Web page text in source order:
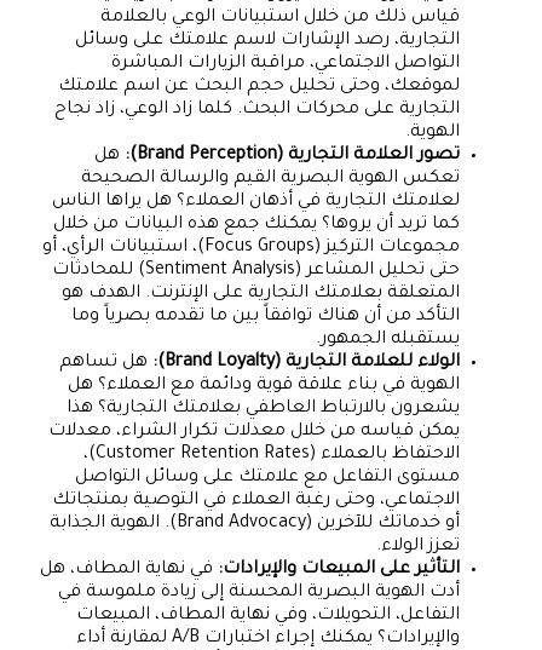
قياس ذلك من خلال استبيانات الوعي بالعلامة
التجارية، رصد الإشارات لاسم علامتك على وسائل
التواصل الاجتماعي، مراقبة الزيارات المباشرة
لموقعك، وحتى تحليل حجم البحث عن اسم علامتك
التجارية على محركات البحث. كلما زاد الوعي، زاد نجاح
الهوية.
تصور العلامة التجارية (Brand Perception):
هل
تعكس الهوية البصرية القيم والرسالة الصحيحة
لعلامتك التجارية في أذهان العملاء؟ هل يراها الناس
كما تريد أن يروها؟ يمكنك جمع هذه البيانات من خلال
مجموعات التركيز (Focus Groups)، استبيانات الرأي، أو
حتى تحليل المشاعر (Sentiment Analysis) للمحادثات
المتعلقة بعلامتك التجارية على الإنترنت. الهدف هو
التأكد من أن هناك توافقاً بين ما تقدمه بصرياً وما
يستقبله الجمهور.
الولاء للعلامة التجارية (Brand Loyalty):
هل تساهم
الهوية في بناء علاقة قوية ودائمة مع العملاء؟ هل
يشعرون بالارتباط العاطفي بعلامتك التجارية؟ هذا
يمكن قياسه من خلال معدلات تكرار الشراء، معدلات
الاحتفاظ بالعملاء (Customer Retention Rates)،
مستوى التفاعل مع علامتك على وسائل التواصل
الاجتماعي، وحتى رغبة العملاء في التوصية بمنتجاتك
أو خدماتك للآخرين (Brand Advocacy). الهوية الجذابة
تعزز الولاء.
التأثير على المبيعات والإيرادات: في نهاية المطاف، هل
أدت الهوية البصرية المحسنة إلى زيادة ملموسة في
التفاعل، التحويلات، وفي نهاية المطاف، المبيعات
والإيرادات؟ يمكنك إجراء اختبارات A/B لمقارنة أداء